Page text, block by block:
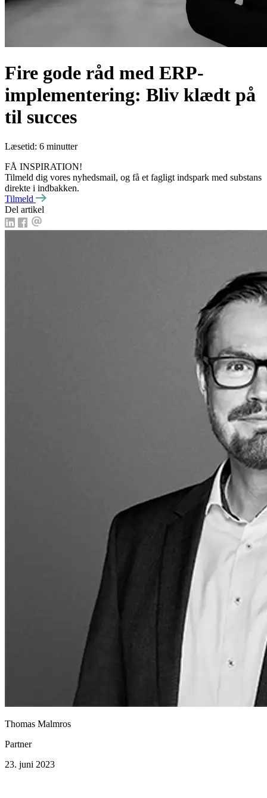
Fire gode råd med ERP-
implementering: Bliv klædt på
til succes
Læsetid: 6 minutter
FÅ INSPIRATION!
Tilmeld dig vores nyhedsmail, og få et fagligt indspark med substans
direkte i indbakken.
Tilmeld
Del artikel
Thomas Malmros
Partner
23. juni 2023